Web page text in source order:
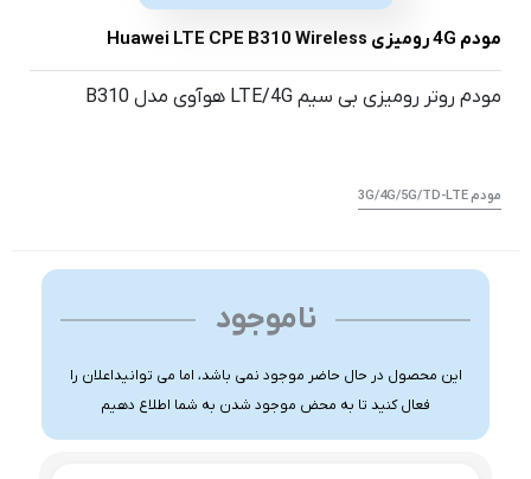
مودم 4G رومیزی Huawei LTE CPE B310 Wireless
مودم روتر رومیزی بی سیم LTE/4G هوآوی مدل B310
مودم 3G/4G/5G/TD-LTE
ناموجود
این محصول در حال حاضر موجود نمی باشد، اما می توانیداعلان را
فعال کنید تا به محض موجود شدن به شما اطلاع دهیم